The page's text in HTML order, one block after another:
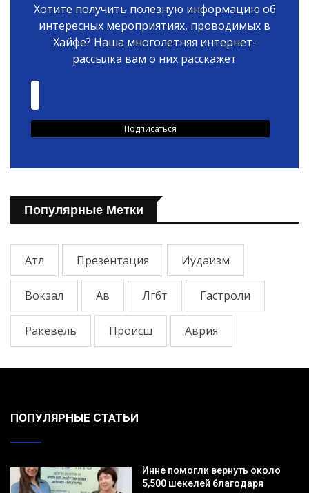
Хотите получить полезную информацию об
интересных мероприятиях, проводимых в
Хайфе? Наша многолетняя интернет-
рассылка вам о них расскажет
Популярные Метки
Атл Презентация Иудаизм
Вокзал Ав Лгбт Гастроли
Ракевель Происш Аврия
ПОПУЛЯРНЫЕ СТАТЬИ
Инне помогли вернуть около
5,500 шекелей благодаря